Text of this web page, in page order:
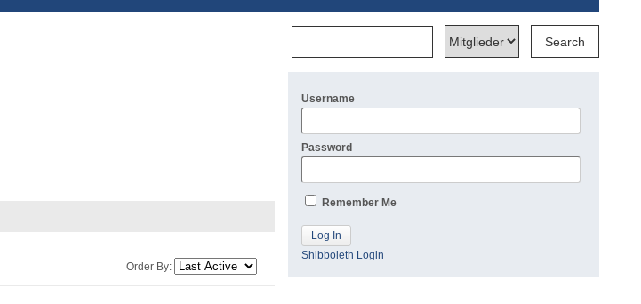
Order By:
Username
Password
Remember Me
Shibboleth Login